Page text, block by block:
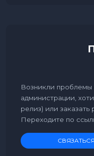
Возникли проблемы
администрации,
релиз) или заказать
Переходите по